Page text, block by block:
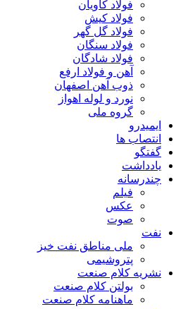
فولاد کاویان
فولاد کیش
فولاد گل گهر
فولاد سنگان
فولاد شادگان
آهن و فولاد ارفع
ذوب آهن اصفهان
نورد و لوله اهواز
گروه ملی
ایمیدرو
انتصاب ها
گفتگو
یادداشت
چندرسانه
فیلم
عکس
صوت
نفت
ملی مناطق نفت خیز
پتروشیمی
نشریه کلام صنعت
بولتن کلام صنعت
ماهنامه کلام صنعت